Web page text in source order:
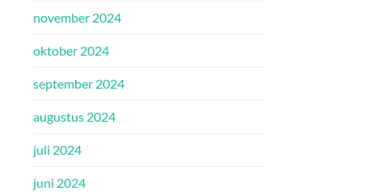
november 2024
oktober 2024
september 2024
augustus 2024
juli 2024
juni 2024